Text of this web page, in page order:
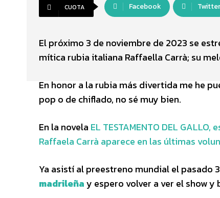
CUOTA Facebook Twitter
El próximo 3 de noviembre de 2023 se
mítica rubia italiana Raffaella Carrà; su
En honor a la rubia más divertida me he
pop o de chiflado, no sé muy bien.
En la novela EL TESTAMENTO DEL
Raffaela Carrà aparece en las últimas
Ya asistí al preestreno mundial el pasado
madrileñay espero volver a ver el show y